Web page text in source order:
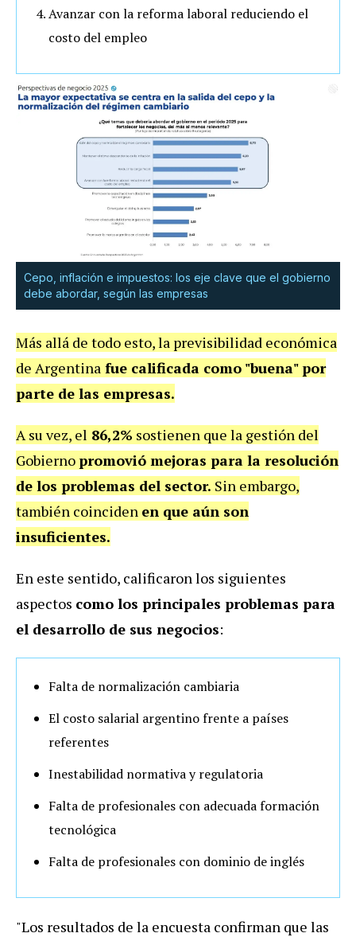
Avanzar con la reforma laboral reduciendo el
costo del empleo
Cepo, inflación e impuestos: los eje clave que el gobierno
debe abordar, según las empresas
Más allá de todo esto, la previsibilidad económica
de Argentina fue calificada como "buena" por
parte de las empresas.
A su vez, el 86,2% sostienen que la gestión del
Gobiernopromovió mejoras para la resolución
de los problemas del sector. Sin embargo,
también coinciden en que aún son
insuficientes.
En este sentido, calificaron los siguientes
aspectos como los principales problemas para
el desarrollo de sus negocios:
Falta de normalización cambiaria
El costo salarial argentino frente a países
referentes
Inestabilidad normativa y regulatoria
Falta de profesionales con adecuada formación
tecnológica
Falta de profesionales con dominio de inglés
"Los resultados de la encuesta confirman que las